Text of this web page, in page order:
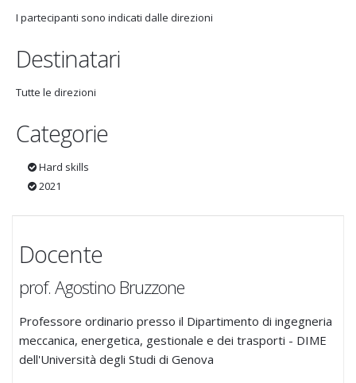
I partecipanti sono indicati dalle direzioni
Destinatari
Tutte le direzioni
Categorie
Hard skills
2021
Docente
prof. Agostino Bruzzone
Professore ordinario presso il Dipartimento di ingegneria
meccanica, energetica, gestionale e dei trasporti - DIME
dell'Università degli Studi di Genova